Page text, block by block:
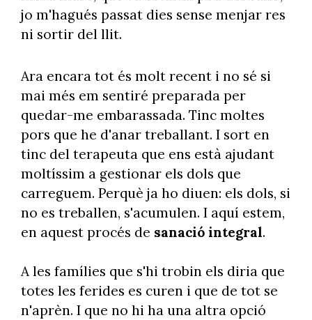
jo m'hagués passat dies sense menjar res
ni sortir del llit.
Ara encara tot és molt recent i no sé si
mai més em sentiré preparada per
quedar-me embarassada. Tinc moltes
pors que he d'anar treballant. I sort en
tinc del terapeuta que ens està ajudant
moltíssim a gestionar els dols que
carreguem. Perquè ja ho diuen: els dols, si
no es treballen, s'acumulen. I aquí estem,
en aquest procés de sanació integral.
A les famílies que s'hi trobin els diria que
totes les ferides es curen i que de tot se
n'aprèn. I que no hi ha una altra opció